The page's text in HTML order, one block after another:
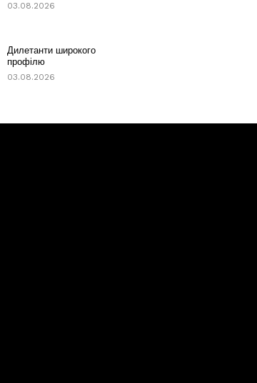
03.08.2026
Дилетанти широкого
профілю
03.08.2026